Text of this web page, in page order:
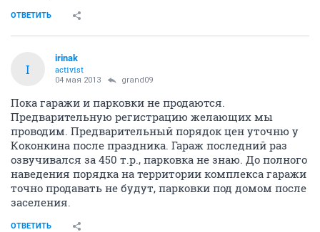
ОТВЕТИТЬ
I
irinak
activist
04 мая 2013 grand09
Пока гаражи и парковки не продаются.
Предварительную регистрацию желающих мы
проводим. Предварительный порядок цен уточню у
Коконкина после праздника. Гараж последний раз
озвучивался за 450 т.р., парковка не знаю. До полного
наведения порядка на территории комплекса гаражи
точно продавать не будут, парковки под домом после
заселения.
ОТВЕТИТЬ